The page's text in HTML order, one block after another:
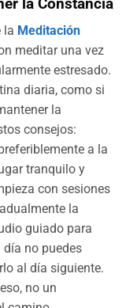
la Meditación
meditar una vez
estresado.
diaria, como si
la
consejos:
a la
tranquilo y
con sesiones
la
guiado para
día no puedes
al día siguiente.
no un